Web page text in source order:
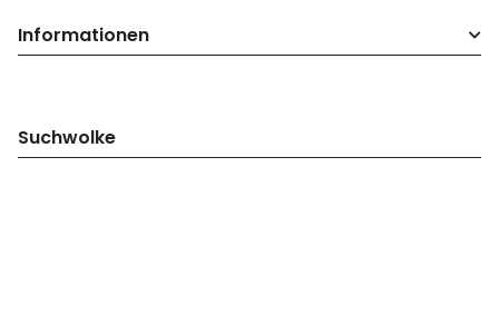
Informationen
Suchwolke